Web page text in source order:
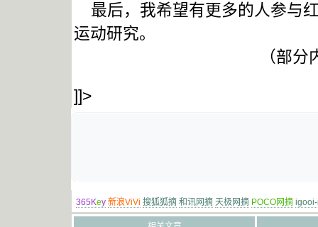
最后，我希望有更多的人参与
运动研究。
（部
]]>
365Key 新浪ViVi 搜狐狐摘 和讯网摘 天极网摘 POCO网摘